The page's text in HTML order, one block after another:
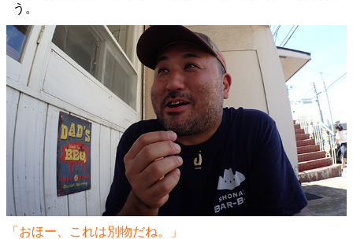
う。
「おほー、これは別物だね。」